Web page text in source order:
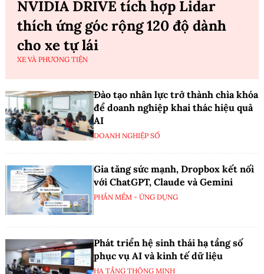
NVIDIA DRIVE tích hợp Lidar
thích ứng góc rộng 120 độ dành
cho xe tự lái
XE VÀ PHƯƠNG TIỆN
Đào tạo nhân lực trở thành chìa khóa
để doanh nghiệp khai thác hiệu quả
AI
DOANH NGHIỆP SỐ
Gia tăng sức mạnh, Dropbox kết nối
với ChatGPT, Claude và Gemini
PHẦN MỀM - ỨNG DỤNG
Phát triển hệ sinh thái hạ tầng số
phục vụ AI và kinh tế dữ liệu
HẠ TẦNG THÔNG MINH